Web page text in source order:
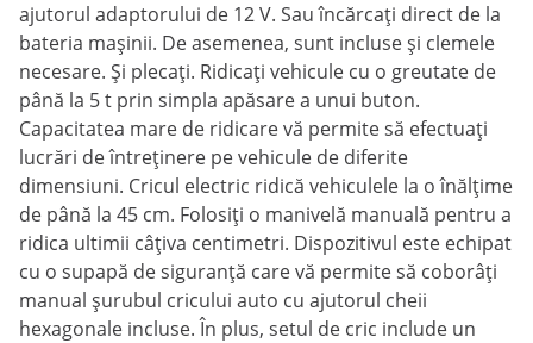
ajutorul adaptorului de 12 V. Sau încărcați direct de la
bateria mașinii. De asemenea, sunt incluse și clemele
necesare. Și plecați. Ridicați vehicule cu o greutate de
până la 5 t prin simpla apăsare a unui buton.
Capacitatea mare de ridicare vă permite să efectuați
lucrări de întreținere pe vehicule de diferite
dimensiuni. Cricul electric ridică vehiculele la o înălțime
de până la 45 cm. Folosiți o manivelă manuală pentru a
ridica ultimii câțiva centimetri. Dispozitivul este echipat
cu o supapă de siguranță care vă permite să coborâți
manual șurubul cricului auto cu ajutorul cheii
hexagonale incluse. În plus, setul de cric include un